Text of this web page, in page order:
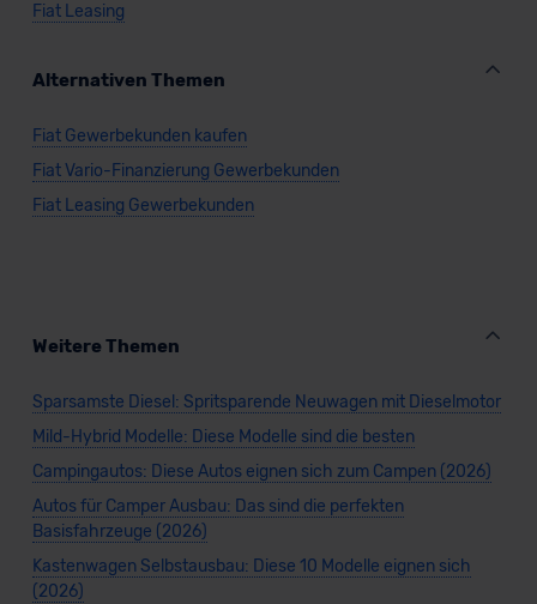
Fiat Leasing
Alternativen Themen
Fiat Gewerbekunden kaufen
Fiat Vario-Finanzierung Gewerbekunden
Fiat Leasing Gewerbekunden
Weitere Themen
Sparsamste Diesel: Spritsparende Neuwagen mit Dieselmotor
Mild-Hybrid Modelle: Diese Modelle sind die besten
Campingautos: Diese Autos eignen sich zum Campen (2026)
Autos für Camper Ausbau: Das sind die perfekten
Basisfahrzeuge (2026)
Kastenwagen Selbstausbau: Diese 10 Modelle eignen sich
(2026)